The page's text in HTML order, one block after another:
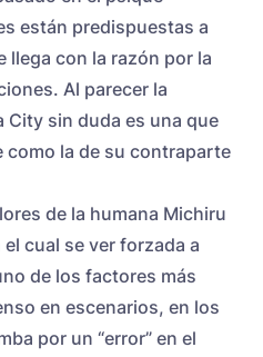
están predispuestas a
con la razón por la
Al parecer la
City sin duda es una que
como la de su contraparte
de la humana Michiru
cual se ver forzada a
de los factores más
en escenarios, en los
por un “error” en el